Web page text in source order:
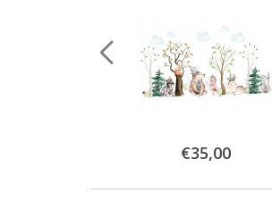
Special
Price
€35,00